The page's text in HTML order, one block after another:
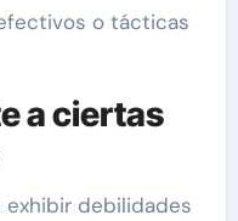
o tácticas
a ciertas
exhibir debilidades